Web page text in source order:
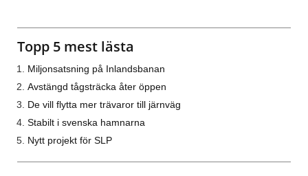
Topp 5 mest lästa
Miljonsatsning på Inlandsbanan
Avstängd tågsträcka åter öppen
De vill flytta mer trävaror till järnväg
Stabilt i svenska hamnarna
Nytt projekt för SLP